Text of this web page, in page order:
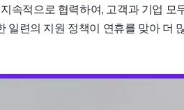
속적으로 협력하여, 고객과 기업 모
일련의 지원 정책이 연휴를 맞아 더